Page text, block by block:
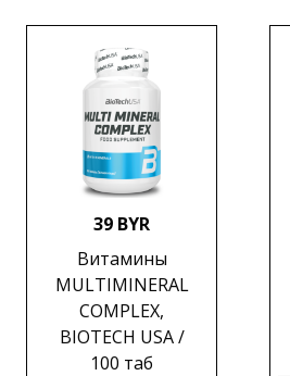
39 BYR
Витамины
MULTIMINERAL
COMPLEX,
BIOTECH USA /
100 таб